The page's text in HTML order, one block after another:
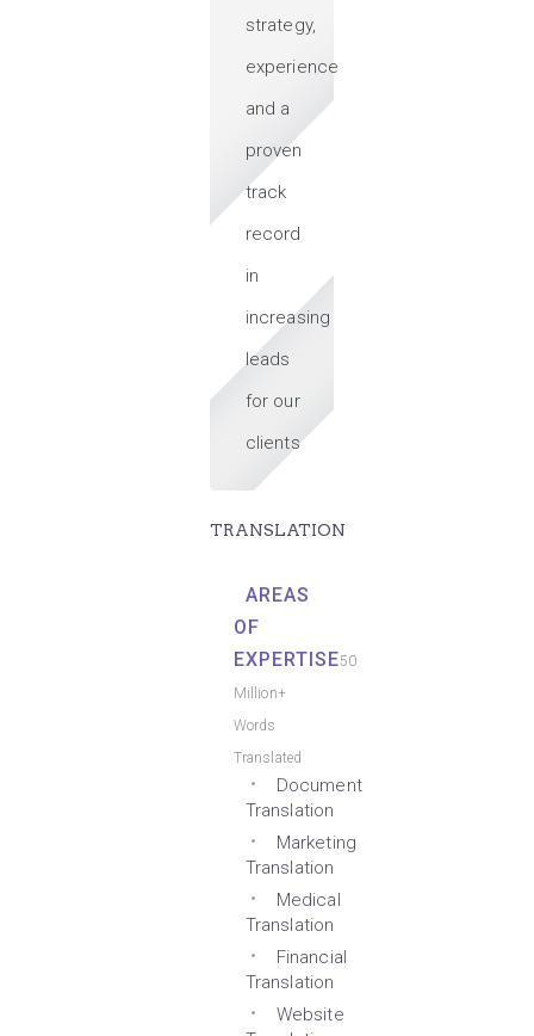
strategy,
experience
and a
proven
track
record
in
increasing
leads
for our
clients
TRANSLATION
AREAS
OF
EXPERTISE50
Million+
Words
Translated
Document
Translation
Marketing
Translation
Medical
Translation
Financial
Translation
Website